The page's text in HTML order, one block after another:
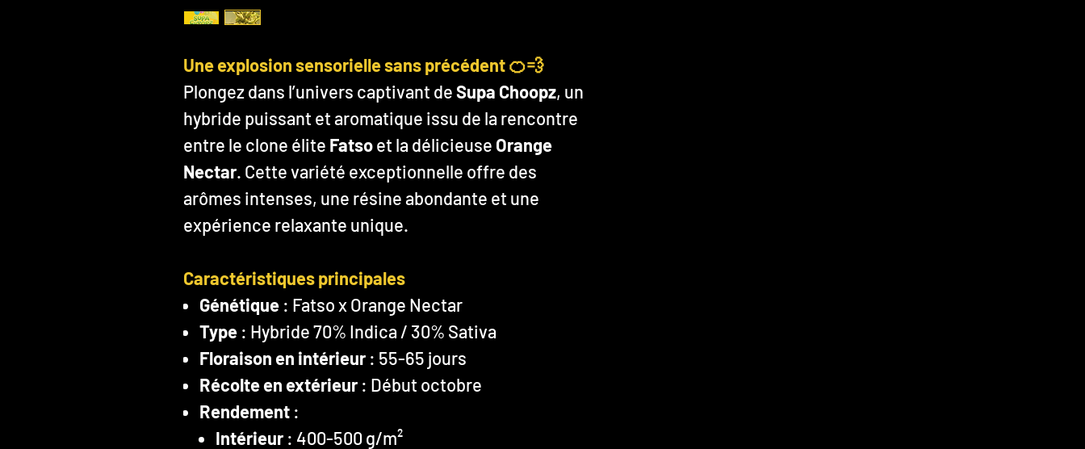
Une explosion sensorielle sans précédent 🍊💨
Plongez dans l’univers captivant deSupa Choopz, un
hybride puissant et aromatique issu de la rencontre
entre le clone élite Fatsoet la délicieuse Orange
Nectar. Cette variété exceptionnelle offre des
arômes intenses, une résine abondante et une
expérience relaxante unique.
Caractéristiques principales
Génétique : Fatso x Orange Nectar
Type : Hybride 70% Indica / 30% Sativa
Floraison en intérieur : 55-65 jours
Récolte en extérieur : Début octobre
Rendement :
Intérieur : 400-500 g/m²